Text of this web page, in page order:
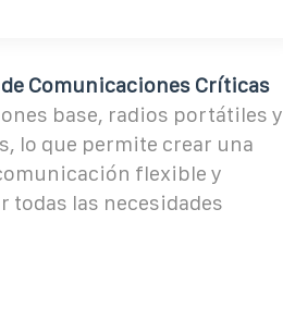
Comunicaciones Críticas
base, radios portátiles y
lo que permite crear una
flexible y
las necesidades